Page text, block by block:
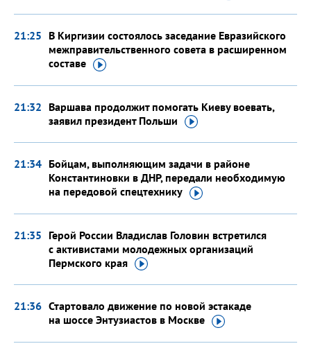
21:25 В Киргизии состоялось заседание Евразийского
межправительственного совета в расширенном
составе
21:32 Варшава продолжит помогать Киеву воевать,
заявил президент Польши
21:34 Бойцам, выполняющим задачи в районе
Константиновки в ДНР, передали необходимую
на передовой спецтехнику
21:35 Герой России Владислав Головин встретился
с активистами молодежных организаций
Пермского края
21:36 Стартовало движение по новой эстакаде
на шоссе Энтузиастов в Москве